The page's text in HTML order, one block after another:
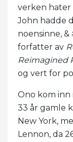
verken
John hadde
noensinne, &
forfatter av
Reimagined
og vert for
Ono kom inn
33 år gamle
New York,
Lennon, da